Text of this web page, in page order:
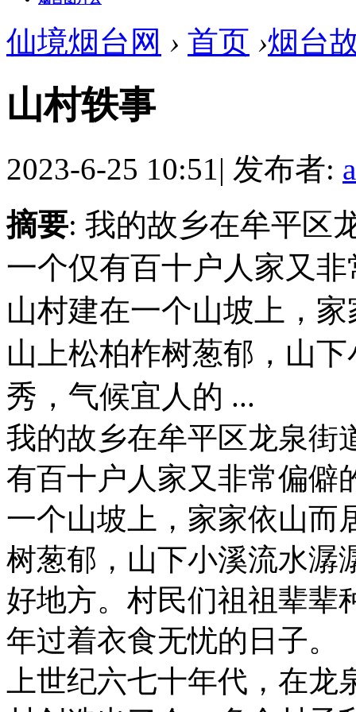
仙境烟台网 › 首页 ›烟台
山村轶事
2023-6-25 10:51| 发布者:
摘要: 我的故乡在牟平区
一个仅有百十户人家又
山村建在一个山坡上，
山上松柏柞树葱郁，山
秀，气候宜人的 ...
我的故乡在牟平区龙泉街
有百十户人家又非常偏
一个山坡上，家家依山而
树葱郁，山下小溪流水潺
好地方。村民们祖祖辈辈
年过着衣食无忧的日子。
上世纪六七十年代，在